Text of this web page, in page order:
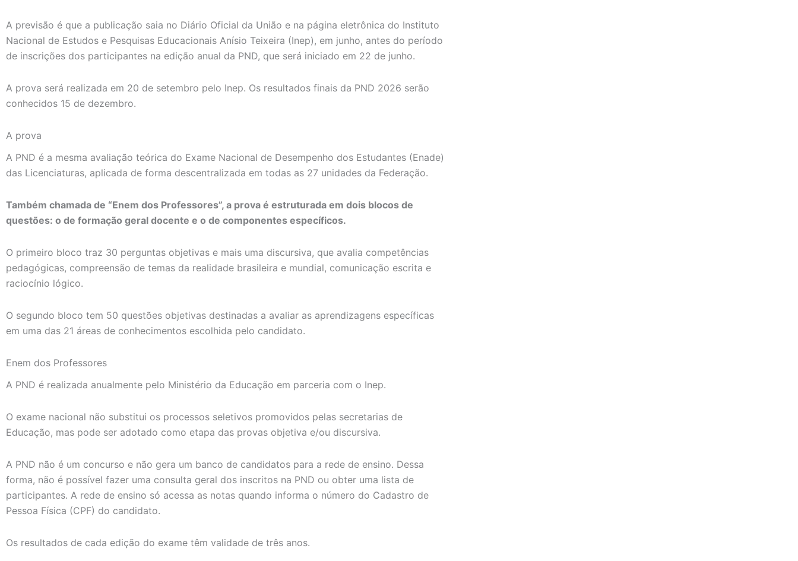
A previsão é que a publicação saia no Diário Oficial da União e na página eletrônica do Instituto
Nacional de Estudos e Pesquisas Educacionais Anísio Teixeira (Inep), em junho, antes do período
de inscrições dos participantes na edição anual da PND, que será iniciado em 22 de junho.
A prova será realizada em 20 de setembro pelo Inep. Os resultados finais da PND 2026 serão
conhecidos 15 de dezembro.
A prova
A PND é a mesma avaliação teórica do Exame Nacional de Desempenho dos Estudantes (Enade)
das Licenciaturas, aplicada de forma descentralizada em todas as 27 unidades da Federação.
Também chamada de “Enem dos Professores”, a prova é estruturada em dois blocos de
questões: o de formação geral docente e o de componentes específicos.
O primeiro bloco traz 30 perguntas objetivas e mais uma discursiva, que avalia competências
pedagógicas, compreensão de temas da realidade brasileira e mundial, comunicação escrita e
raciocínio lógico.
O segundo bloco tem 50 questões objetivas destinadas a avaliar as aprendizagens específicas
em uma das 21 áreas de conhecimentos escolhida pelo candidato.
Enem dos Professores
A PND é realizada anualmente pelo Ministério da Educação em parceria com o Inep.
O exame nacional não substitui os processos seletivos promovidos pelas secretarias de
Educação, mas pode ser adotado como etapa das provas objetiva e/ou discursiva.
A PND não é um concurso e não gera um banco de candidatos para a rede de ensino. Dessa
forma, não é possível fazer uma consulta geral dos inscritos na PND ou obter uma lista de
participantes. A rede de ensino só acessa as notas quando informa o número do Cadastro de
Pessoa Física (CPF) do candidato.
Os resultados de cada edição do exame têm validade de três anos.